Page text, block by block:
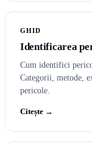
GHID
Identificarea
Cum identifici
Categorii, metode,
pericole.
Citește →